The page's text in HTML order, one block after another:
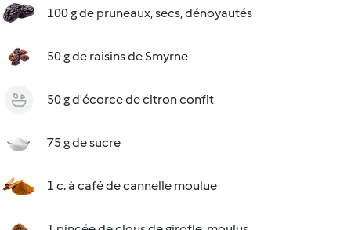
100 g de pruneaux, secs, dénoyautés
50 g de raisins de Smyrne
50 g d'écorce de citron confit
75 g de sucre
1 c. à café de cannelle moulue